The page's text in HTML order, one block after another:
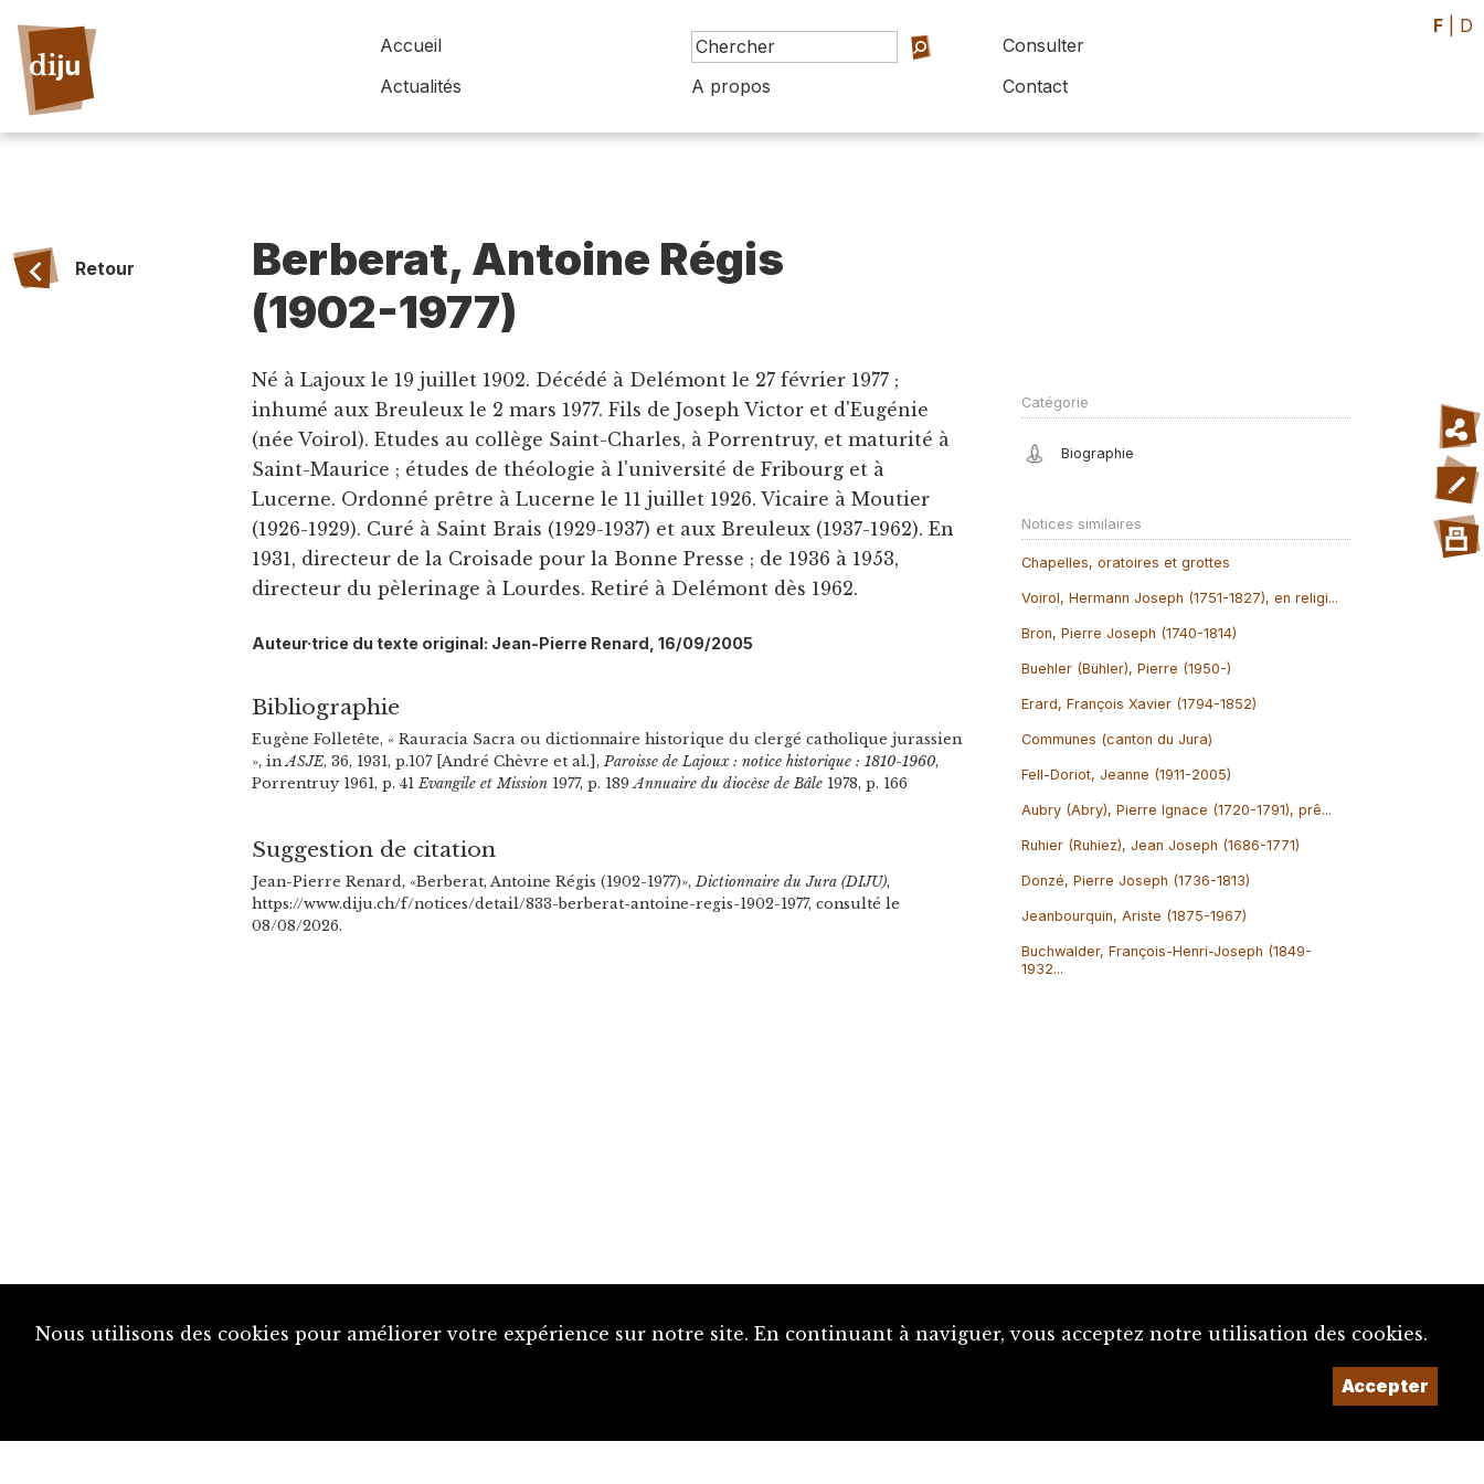
Accueil
Consulter
Actualités
A propos Contact
F D
Retour
Berberat, Antoine Régis
(1902-1977)
Né à Lajoux le 19 juillet 1902. Décédé à Delémont le 27 février 1977 ;
inhumé aux Breuleux le 2 mars 1977. Fils de Joseph Victor et d'Eugénie
(née Voirol). Etudes au collège Saint-Charles, à Porrentruy, et maturité à
Saint-Maurice ; études de théologie à l'université de Fribourg et à
Lucerne. Ordonné prêtre à Lucerne le 11 juillet 1926. Vicaire à Moutier
(1926-1929). Curé à Saint Brais (1929-1937) et aux Breuleux (1937-1962). En
1931, directeur de la Croisade pour la Bonne Presse ; de 1936 à 1953,
directeur du pèlerinage à Lourdes. Retiré à Delémont dès 1962.
Auteur·trice du texte original: Jean-Pierre Renard, 16/09/2005
Bibliographie
Eugène Folletête, « Rauracia Sacra ou dictionnaire historique du clergé catholique jurassien
», inASJE, 36, 1931, p.107 [André Chèvre et al.], Paroisse de Lajoux : notice historique : 1810-1960,
Porrentruy 1961, p. 41 Evangile et Mission 1977, p. 189Annuaire du diocèse de Bâle 1978, p. 166
Suggestion de citation
Jean-Pierre Renard, «Berberat, Antoine Régis (1902-1977)», Dictionnaire du Jura (DIJU),
https://www.diju.ch/f/notices/detail/833-berberat-antoine-regis-1902-1977, consulté le
08/08/2026.
Catégorie
Biographie
Notices similaires
Chapelles, oratoires et grottes
Voirol, Hermann Joseph (1751-1827), en religi...
Bron, Pierre Joseph (1740-1814)
Buehler (Bühler), Pierre (1950-)
Erard, François Xavier (1794-1852)
Communes (canton du Jura)
Fell-Doriot, Jeanne (1911-2005)
Aubry (Abry), Pierre Ignace (1720-1791), prê...
Ruhier (Ruhiez), Jean Joseph (1686-1771)
Donzé, Pierre Joseph (1736-1813)
Jeanbourquin, Ariste (1875-1967)
Buchwalder, François-Henri-Joseph (1849-
1932...
Nous utilisons des cookies pour améliorer votre expérience sur notre site. En continuant à naviguer, vous acceptez notre utilisation des cookies.
Accepter